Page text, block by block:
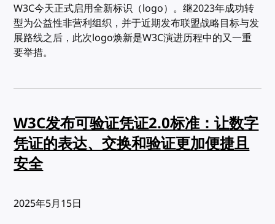
W3C今天正式启用全新标识（logo）。继2023年成功转
型为公益性非营利组织，并于近期发布联盟战略目标与发
展路线之后，此次logo焕新是W3C演进历程中的又一重
要举措。
W3C发布可验证凭证2.0标准：让数字
凭证的表达、交换和验证更加便捷且
安全
发布:
2025年5月15日